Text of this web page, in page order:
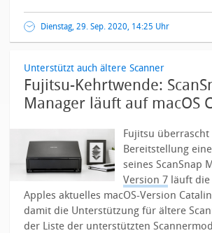
Dienstag, 29. Sep. 2020, 14:25 Uhr
Unterstützt auch ältere Scanner
Fujitsu-Kehrtwende:
Manager läuft auf macOS
Fujitsu
Bereitstellung
seines ScanSnap
Version 7 läuft
Apples aktuelles macOS-Version
damit die Unterstützung für ältere
der Liste der unterstützten